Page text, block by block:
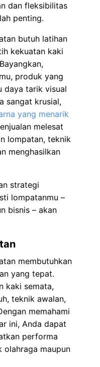
dan fleksibilitas
penting.
butuh latihan
kekuatan kaki
produk yang
daya tarik visual
sangat krusial,
yang menarik
melesat
lompatan, teknik
menghasilkan
strategi
lompatanmu –
bisnis – akan
membutuhkan
yang tepat.
kaki semata,
teknik awalan,
memahami
ini, Anda dapat
performa
olahraga maupun